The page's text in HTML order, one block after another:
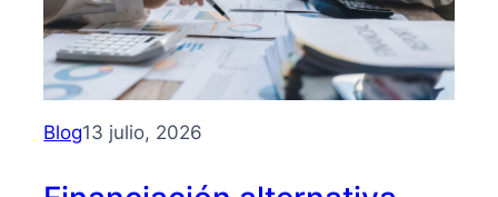
PYMES:
la
guía
que
necesitas
tomar
Blog13 julio, 2026